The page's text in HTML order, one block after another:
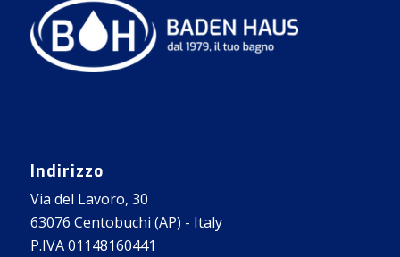
Indirizzo
Via del Lavoro, 30
63076 Centobuchi (AP) - Italy
P.IVA 01148160441